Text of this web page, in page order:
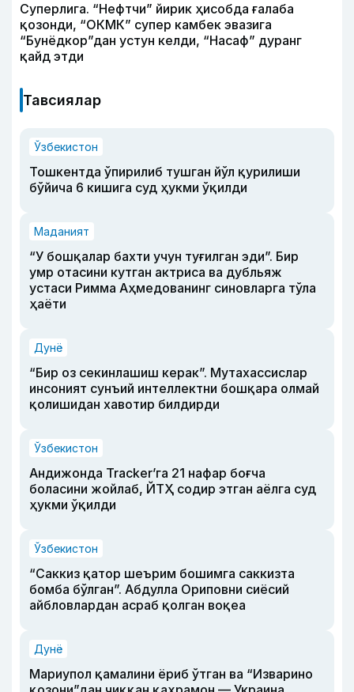
Суперлига. “Нефтчи” йирик ҳисобда ғалаба
қозонди, “ОКМК” супер камбек эвазига
“Бунёдкор”дан устун келди, “Насаф” дуранг
қайд этди
Тавсиялар
Ўзбекистон
Тошкентда ўпирилиб тушган йўл қурилиши
бўйича 6 кишига суд ҳукми ўқилди
Маданият
“У бошқалар бахти учун туғилган эди”. Бир
умр отасини кутган актриса ва дубльяж
устаси Римма Аҳмедованинг синовларга тўла
ҳаёти
Дунё
“Бир оз секинлашиш керак”. Мутахассислар
инсоният сунъий интеллектни бошқара олмай
қолишидан хавотир билдирди
Ўзбекистон
Андижонда Tracker’га 21 нафар боғча
боласини жойлаб, ЙТҲ содир этган аёлга суд
ҳукми ўқилди
Ўзбекистон
“Саккиз қатор шеърим бошимга саккизта
бомба бўлган”. Абдулла Ориповни сиёсий
айбловлардан асраб қолган воқеа
Дунё
Мариупол қамалини ёриб ўтган ва “Изварино